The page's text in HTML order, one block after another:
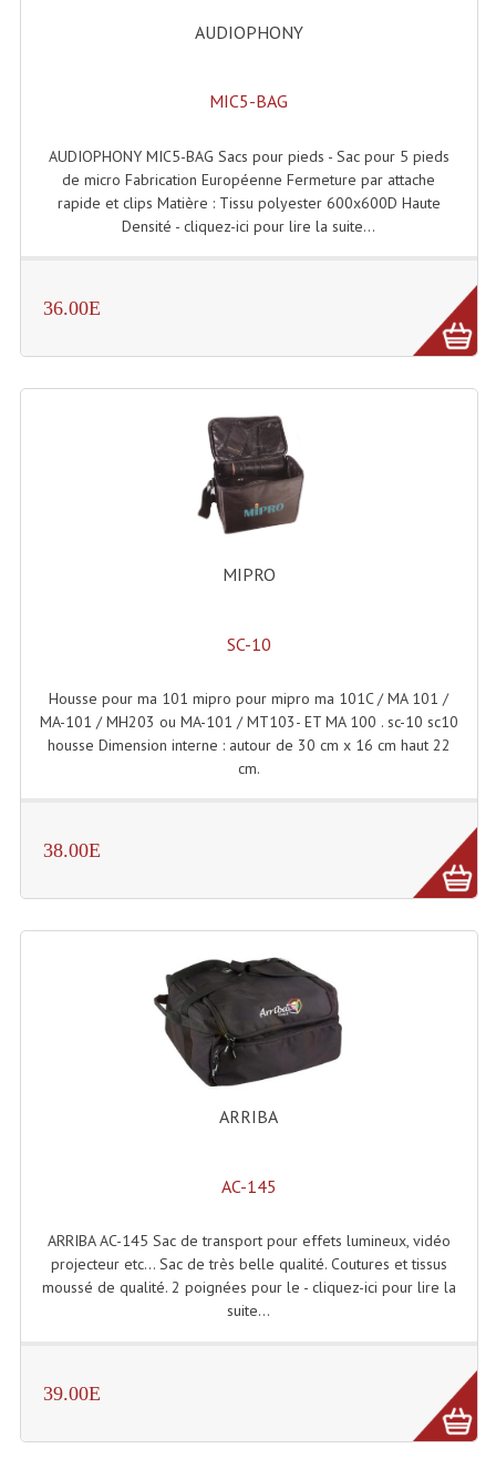
Nos Occasions Et Stock B
Les Occasions
Notre Stock B
TARIF ET CATALOGUE DE LOCATION
LISTE DU MATERIEL D'OCCASION
PLAN ACCES, LES HORAIRES
AUDIOPHONY
MIC5-BAG
AUDIOPHONY MIC5-BAG Sacs pour pieds - Sac pour 5 pieds
de micro Fabrication Européenne Fermeture par attache
rapide et clips Matière : Tissu polyester 600x600D Haute
Densité - cliquez-ici pour lire la suite...
36.00E
MIPRO
SC-10
Housse pour ma 101 mipro pour mipro ma 101C / MA 101 /
MA-101 / MH203 ou MA-101 / MT103- ET MA 100 . sc-10 sc10
housse Dimension interne : autour de 30 cm x 16 cm haut 22
cm.
38.00E
ARRIBA
AC-145
ARRIBA AC-145 Sac de transport pour effets lumineux, vidéo
projecteur etc... Sac de très belle qualité. Coutures et tissus
moussé de qualité. 2 poignées pour le - cliquez-ici pour lire la
suite...
39.00E